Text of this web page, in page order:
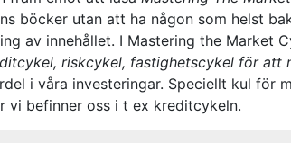
böcker utan att ha någon som helst
av innehållet. I Mastering the Market
riskcykel, fastighetscykel för att
i våra investeringar. Speciellt kul för
vi befinner oss i t ex kreditcykeln.